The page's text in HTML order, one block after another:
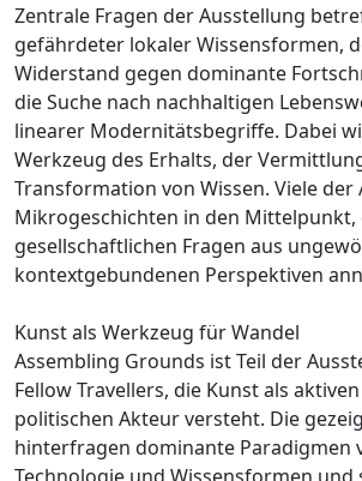
Zentrale Fragen der Ausstellung
gefährdeter lokaler Wissensformen,
Widerstand gegen dominante
die Suche nach nachhaltigen
linearer Modernitätsbegriffe. Dabei
Werkzeug des Erhalts, der
Transformation von Wissen. Viele der
Mikrogeschichten in den Mittelpunkt,
gesellschaftlichen Fragen aus
kontextgebundenen Perspektiven
Kunst als Werkzeug für Wandel
Assembling Grounds ist Teil der
Fellow Travellers, die Kunst als
politischen Akteur versteht. Die
hinterfragen dominante Paradigmen